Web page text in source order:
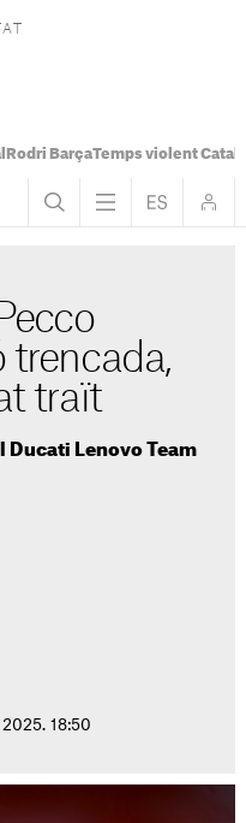
Rodri BarçaTemps violent
trencada,
traït
Ducati Lenovo Team
18:50